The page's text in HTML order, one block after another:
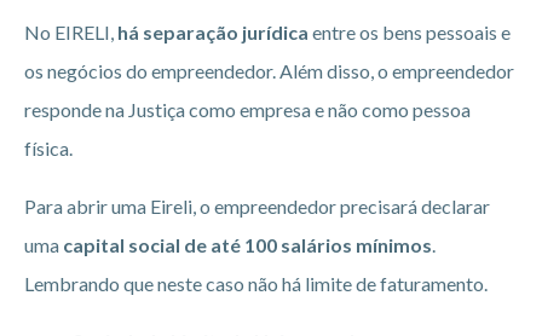
No EIRELI, há separação jurídica entre os bens pessoais e
os negócios do empreendedor. Além disso, o empreendedor
responde na Justiça como empresa e não como pessoa
física.
Para abrir uma Eireli, o empreendedor precisará declarar
uma capital social de até 100 salários mínimos.
Lembrando que neste caso não há limite de faturamento.